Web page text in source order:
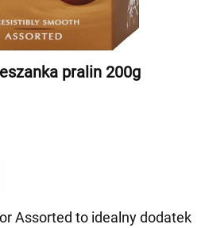
pralin 200g
Assorted to idealny dodatek